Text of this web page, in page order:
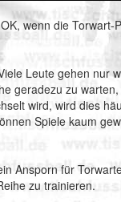
wenn die Torwart-
Leute gehen nur
geradezu zu
wird, wird dies
Spiele kaum
Ansporn für
zu trainieren.